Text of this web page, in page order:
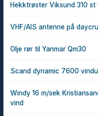
Hekktrøster Viksund 310 st
VHF/AIS antenne på
Olje rør til Yanmar Qm30
Scand dynamic 7600
Windy 16 m/sek
vind